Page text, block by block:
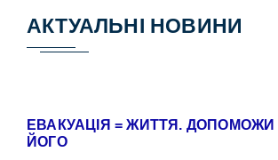
АКТУАЛЬНІ НОВИНИ
ЕВАКУАЦІЯ = ЖИТТЯ. ДОПОМОЖИ
ЙОГО